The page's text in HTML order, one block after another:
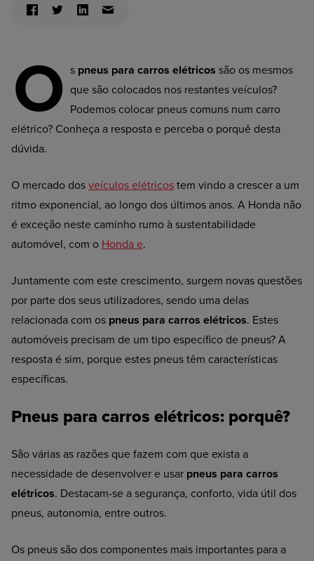
O s pneus para carros elétricos são os mesmos
que são colocados nos restantes veículos?
Podemos colocar pneus comuns num carro
elétrico? Conheça a resposta e perceba o porquê desta
dúvida.
O mercado dos veículos elétricos tem vindo a crescer a um
ritmo exponencial, ao longo dos últimos anos. A Honda não
é exceção neste caminho rumo à sustentabilidade
automóvel, com o Honda e.
Juntamente com este crescimento, surgem novas questões
por parte dos seus utilizadores, sendo uma delas
relacionada com os pneus para carros elétricos. Estes
automóveis precisam de um tipo específico de pneus? A
resposta é sim, porque estes pneus têm características
específicas.
Pneus para carros elétricos: porquê?
São várias as razões que fazem com que exista a
necessidade de desenvolver e usar pneus para carros
elétricos. Destacam-se a segurança, conforto, vida útil dos
pneus, autonomia, entre outros.
Os pneus são dos componentes mais importantes para a